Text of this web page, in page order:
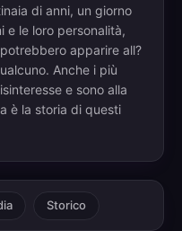
di anni, un giorno
e le loro personalità,
apparire all?
Anche i più
e sono alla
è la storia di questi
Storico